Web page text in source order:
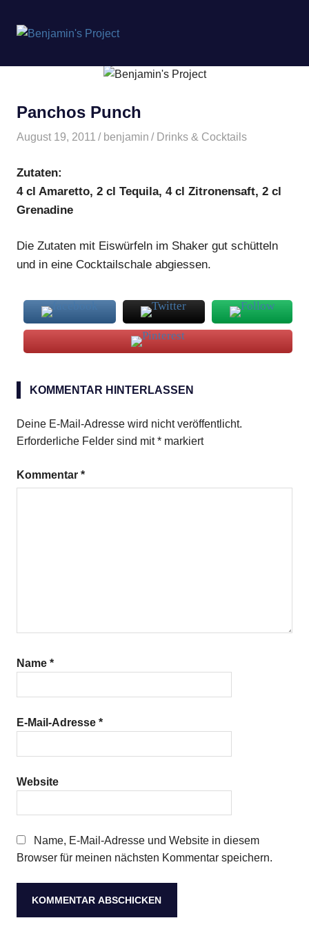
springen
Project
Panchos Punch
August 19, 2011 benjamin Drinks & Cocktails
Zutaten:
4 cl Amaretto, 2 cl Tequila, 4 cl Zitronensaft, 2 cl
Grenadine
Die Zutaten mit Eiswürfeln im Shaker gut schütteln
und in eine Cocktailschale abgiessen.
Punch
KOMMENTAR HINTERLASSEN
Deine E-Mail-Adresse wird nicht veröffentlicht.
Erforderliche Felder sind mit* markiert
Kommentar *
Name *
E-Mail-Adresse *
Website
Name, E-Mail-Adresse und Website in diesem
Browser für meinen nächsten Kommentar speichern.